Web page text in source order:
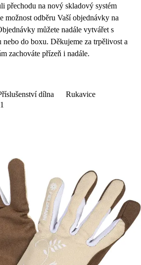
přechodu na nový skladový systém
možnost odběru Vaší objednávky na
můžete nadále vytvářet s
nebo do boxu. Děkujeme za trpělivost a
zachováte přízeň i nadále.
dílna
Rukavice